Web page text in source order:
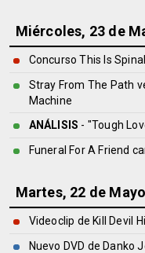
Miércoles, 23 de
Concurso This Is
Stray From The Path
Machine
ANÁLISIS - "Tough
Funeral For A Friend
Martes, 22 de Mayo
Videoclip de Kill Devil
Nuevo DVD de Danko